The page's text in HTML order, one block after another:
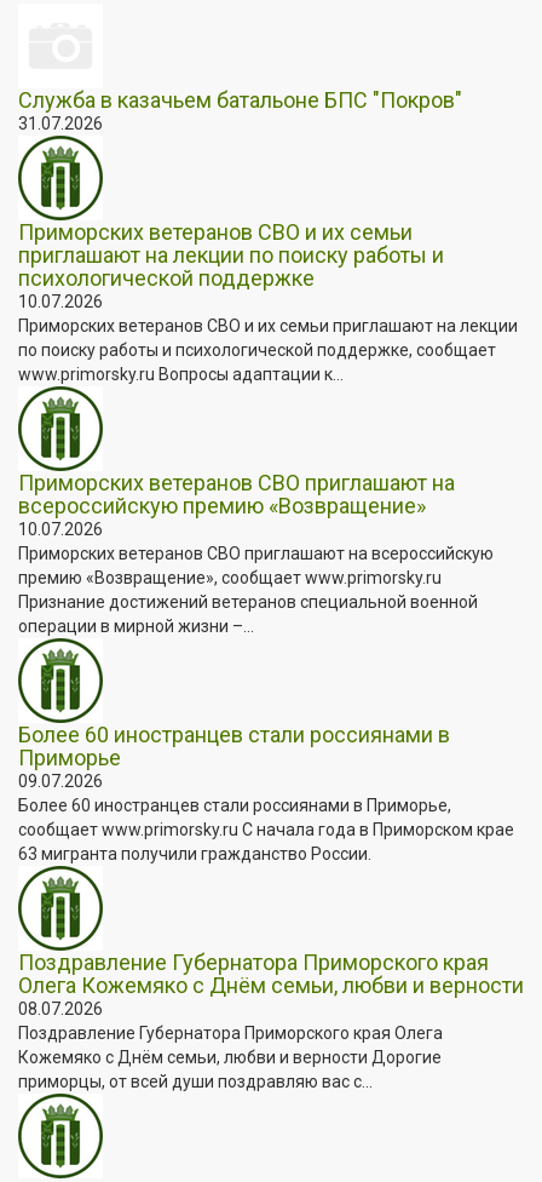
Служба в казачьем батальоне БПС "Покров"
31.07.2026
Приморских ветеранов СВО и их семьи
приглашают на лекции по поиску работы и
психологической поддержке
10.07.2026
Приморских ветеранов СВО и их семьи приглашают на лекции
по поиску работы и психологической поддержке, сообщает
www.primorsky.ru Вопросы адаптации к...
Приморских ветеранов СВО приглашают на
всероссийскую премию «Возвращение»
10.07.2026
Приморских ветеранов СВО приглашают на всероссийскую
премию «Возвращение», сообщает www.primorsky.ru
Признание достижений ветеранов специальной военной
операции в мирной жизни –...
Более 60 иностранцев стали россиянами в
Приморье
09.07.2026
Более 60 иностранцев стали россиянами в Приморье,
сообщает www.primorsky.ru С начала года в Приморском крае
63 мигранта получили гражданство России.
Поздравление Губернатора Приморского края
Олега Кожемяко с Днём семьи, любви и верности
08.07.2026
Поздравление Губернатора Приморского края Олега
Кожемяко с Днём семьи, любви и верности Дорогие
приморцы, от всей души поздравляю вас с...